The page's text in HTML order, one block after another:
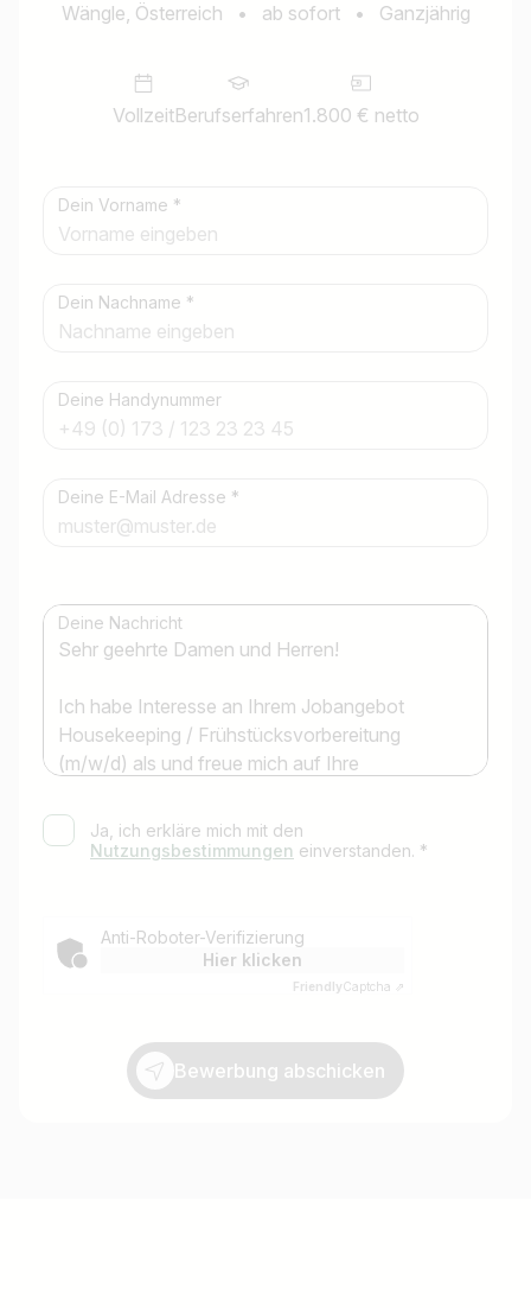
Wängle, Österreich • ab sofort • Ganzjährig
VollzeitBerufserfahren1.800 € netto
Dein Vorname *
Dein Nachname *
Deine Handynummer
Deine E-Mail Adresse *
Deine Nachricht
Ja, ich erkläre mich mit den
Nutzungsbestimmungen einverstanden. *
Anti-Roboter-Verifizierung
Hier klicken
FriendlyCaptcha ⇗
Bewerbung abschicken
Jobtitel
Land / Bundesland
Jobs finden